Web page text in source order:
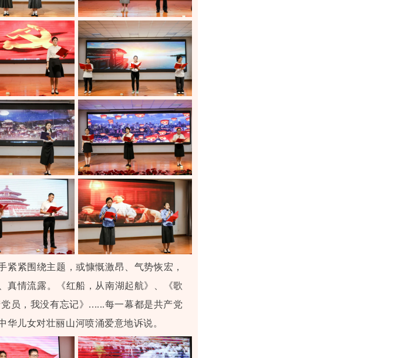
紧紧围绕主题，或慷慨激昂、气势恢宏，
真情流露。《红船，从南湖起航》、《歌
员，我没有忘记》......每一幕都是共产党
华儿女对壮丽山河喷涌爱意地诉说。